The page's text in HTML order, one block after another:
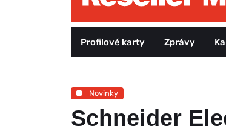
Profilové karty Zprávy
Novinky
Schneider